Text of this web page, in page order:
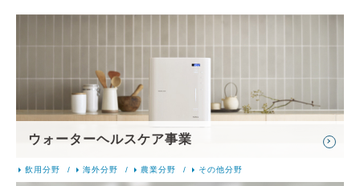
ウォーターヘルスケア事業
飲用分野 海外分野 農業分野 その他分野